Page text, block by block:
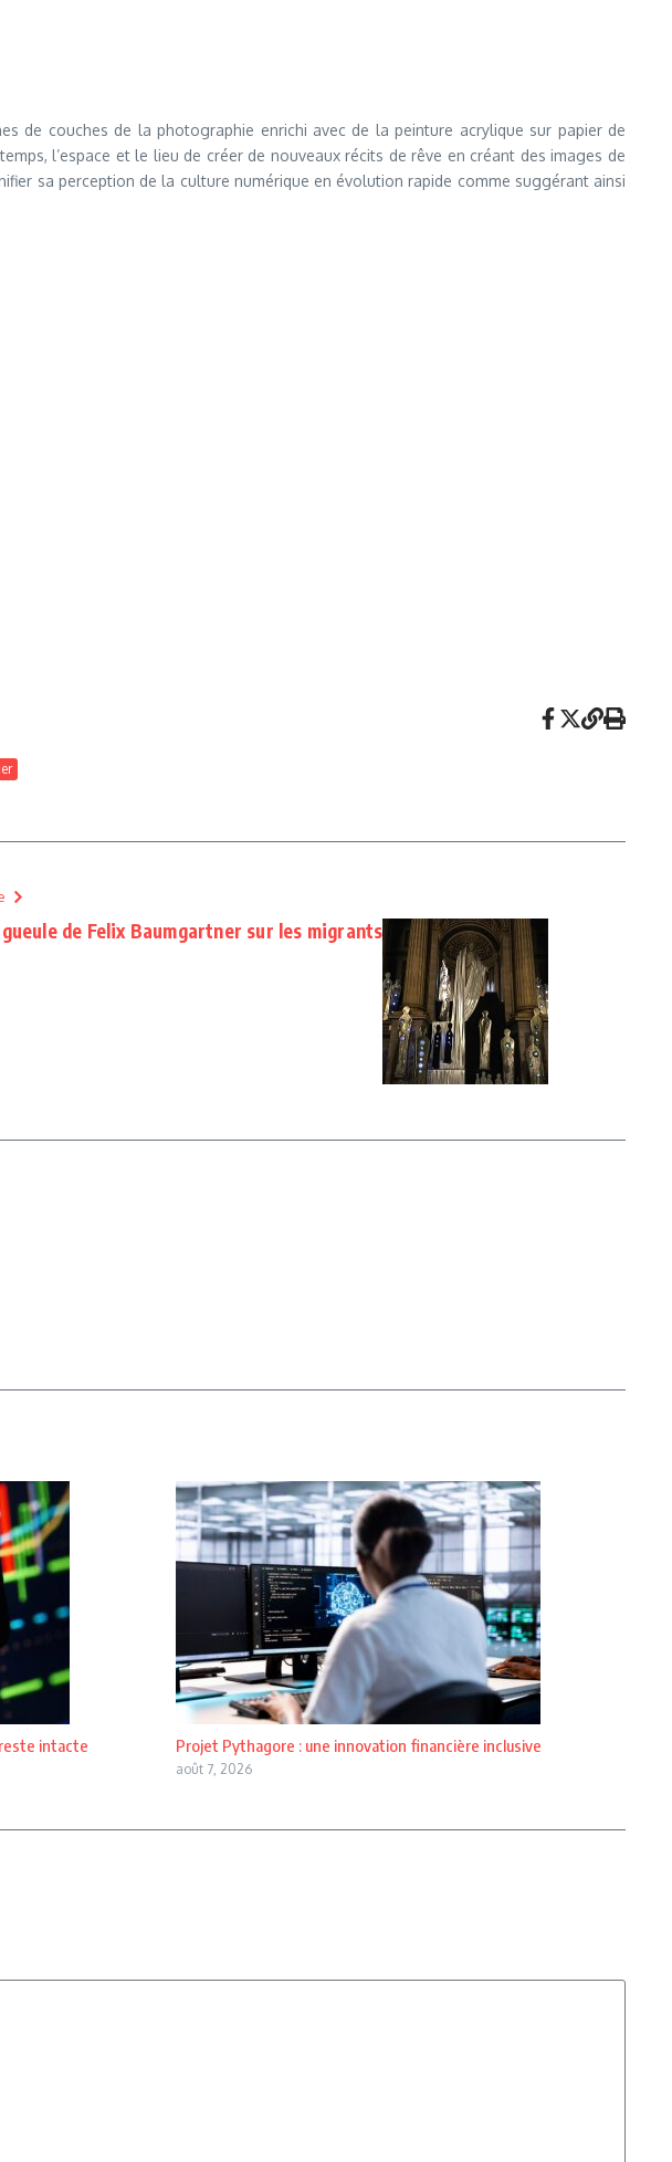
de couches de la photographie enrichi avec de la peinture acrylique sur papier de
l’espace et le lieu de créer de nouveaux récits de rêve en créant des images de
sa perception de la culture numérique en évolution rapide comme suggérant ainsi
gueule de Felix Baumgartner sur les migrants
intacte Projet Pythagore : une innovation financière inclusive
août 7, 2026